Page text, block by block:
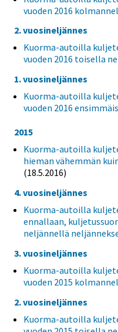
vuoden 2016
2. vuosineljännes
Kuorma-autoilla
vuoden 2016 toisella
1. vuosineljännes
Kuorma-autoilla
vuoden 2016
2015
Kuorma-autoilla
hieman vähemmän
(18.5.2016)
4. vuosineljännes
Kuorma-autoilla
ennallaan,
neljännellä
3. vuosineljännes
Kuorma-autoilla
vuoden 2015
2. vuosineljännes
Kuorma-autoilla